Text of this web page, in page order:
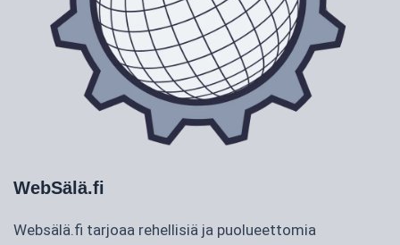
WebSälä.fi
Websälä.fi tarjoaa rehellisiä ja puolueettomia